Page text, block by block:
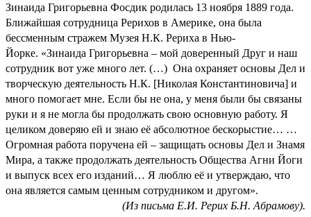
Зинаида Григорьевна Фосдик родилась 13 ноября 1889 года.
Ближайшая сотрудница Рерихов в Америке, она была
бессменным стражем Музея Н.К. Рериха в Нью-
Йорке. «Зинаида Григорьевна – мой доверенный Друг и наш
сотрудник вот уже много лет. (…) Она охраняет основы Дел и
творческую деятельность Н.К. [Николая Константиновича] и
много помогает мне. Если бы не она, у меня были бы связаны
руки и я не могла бы продолжать свою основную работу. Я
целиком доверяю ей и знаю её абсолютное бескорыстие… …
Огромная работа поручена ей – защищать основы Дел и Знамя
Мира, а также продолжать деятельность Общества Агни Йоги
и выпуск всех его изданий… Я люблю её и утверждаю, что
она является самым ценным сотрудником и другом».
(Из письма Е.И. Рерих Б.Н. Абрамову).